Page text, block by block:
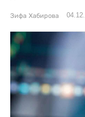
Зифа Хабирова